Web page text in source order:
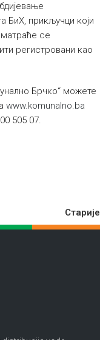
БиХ, прикључци који
се
регистровани као
Брчко“ можете
www.komunalno.ba
505 07.
Старије